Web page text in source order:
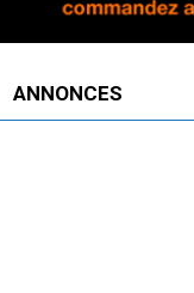
ANNONCES